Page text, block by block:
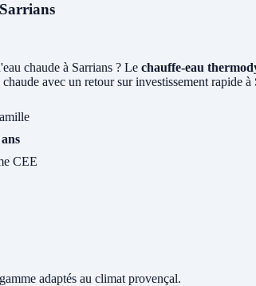
chaude à Sarrians ? Le chauffe-eau
avec un retour sur investissement rapide à
CEE
adaptés au climat provençal.